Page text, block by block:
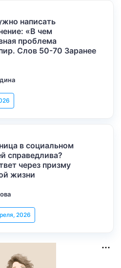
написать
«В чем
проблема
Слов 50-70 Заранее
в социальном
справедлива?
через призму
жизни
2026